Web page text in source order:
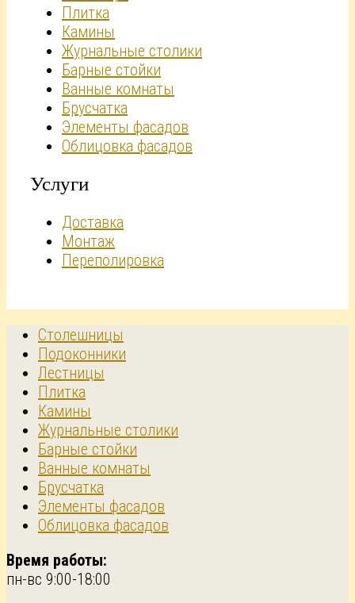
Плитка
Камины
Журнальные столики
Барные стойки
Ванные комнаты
Брусчатка
Элементы фасадов
Облицовка фасадов
Услуги
Доставка
Монтаж
Переполировка
Столешницы
Подоконники
Лестницы
Плитка
Камины
Журнальные столики
Барные стойки
Ванные комнаты
Брусчатка
Элементы фасадов
Облицовка фасадов
Время работы:
пн-вс 9:00-18:00